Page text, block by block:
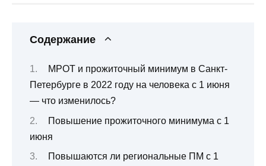
Содержание
МРОТ и прожиточный минимум в Санкт-
Петербурге в 2022 году на человека с 1 июня
— что изменилось?
Повышение прожиточного минимума с 1
июня
Повышаются ли региональные ПМ с 1